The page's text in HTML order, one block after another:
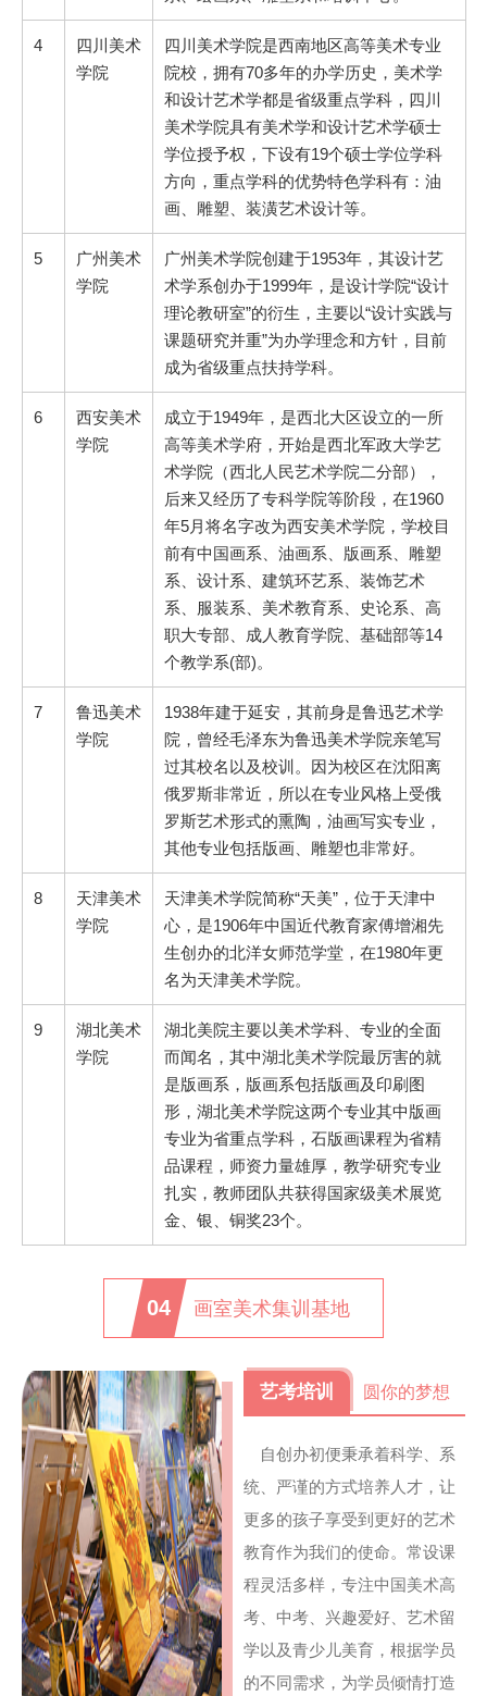
4
四川美术
学院
四川美术学院是西南地区高等美术专业
院校，拥有70多年的办学历史，美术学
和设计艺术学都是省级重点学科，四川
美术学院具有美术学和设计艺术学硕士
学位授予权，下设有19个硕士学位学科
方向，重点学科的优势特色学科有：油
画、雕塑、装潢艺术设计等。
5
广州美术
学院
广州美术学院创建于1953年，其设计艺
术学系创办于1999年，是设计学院“设计
理论教研室”的衍生，主要以“设计实践与
课题研究并重”为办学理念和方针，目前
成为省级重点扶持学科。
6
西安美术
学院
成立于1949年，是西北大区设立的一所
高等美术学府，开始是西北军政大学艺
术学院（西北人民艺术学院二分部），
后来又经历了专科学院等阶段，在1960
年5月将名字改为西安美术学院，学校目
前有中国画系、油画系、版画系、雕塑
系、设计系、建筑环艺系、装饰艺术
系、服装系、美术教育系、史论系、高
职大专部、成人教育学院、基础部等14
个教学系(部)。
7
鲁迅美术
学院
1938年建于延安，其前身是鲁迅艺术学
院，曾经毛泽东为鲁迅美术学院亲笔写
过其校名以及校训。因为校区在沈阳离
俄罗斯非常近，所以在专业风格上受俄
罗斯艺术形式的熏陶，油画写实专业，
其他专业包括版画、雕塑也非常好。
8
天津美术
学院
天津美术学院简称“天美”，位于天津中
心，是1906年中国近代教育家傅增湘先
生创办的北洋女师范学堂，在1980年更
名为天津美术学院。
9
湖北美术
学院
湖北美院主要以美术学科、专业的全面
而闻名，其中湖北美术学院最厉害的就
是版画系，版画系包括版画及印刷图
形，湖北美术学院这两个专业其中版画
专业为省重点学科，石版画课程为省精
品课程，师资力量雄厚，教学研究专业
扎实，教师团队共获得国家级美术展览
金、银、铜奖23个。
04 画室美术集训基地
艺考培训 圆你的梦想
自创办初便秉承着科学、系
统、严谨的方式培养人才，让
更多的孩子享受到更好的艺术
教育作为我们的使命。常设课
程灵活多样，专注中国美术高
考、中考、兴趣爱好、艺术留
学以及青少儿美育，根据学员
的不同需求，为学员倾情打造